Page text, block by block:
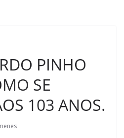
PINHO
SE
103 ANOS.